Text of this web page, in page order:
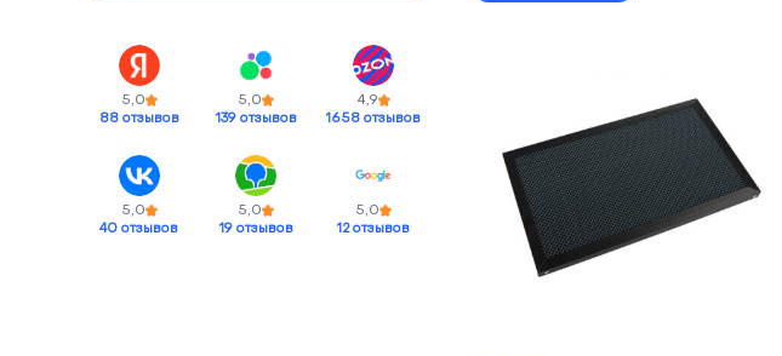
5,0
88 отзывов
5,0
139 отзывов
4,9
1658 отзывов
5,0
40 отзывов
5,0
19 отзывов
5,0
12 отзывов
Длина
оцинкованное железо